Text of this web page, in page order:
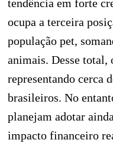
tendência em forte
ocupa a terceira
população pet,
animais. Desse total,
representando cerca
brasileiros. No
planejam adotar
impacto financeiro